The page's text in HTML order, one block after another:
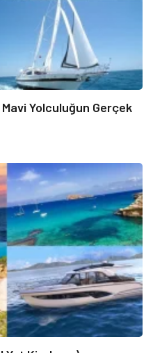
Yolculuğun Gerçek